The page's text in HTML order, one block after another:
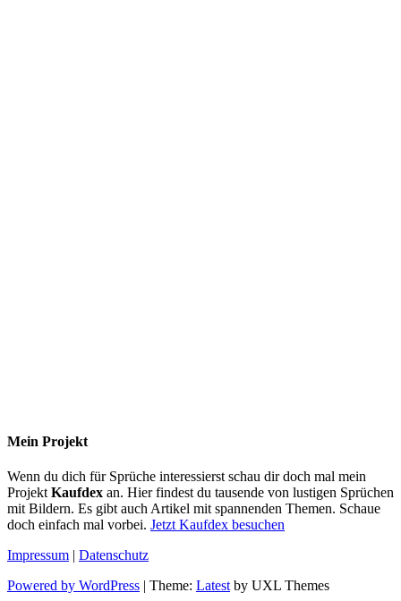
Mein Projekt
Wenn du dich für Sprüche interessierst schau dir doch mal mein
ProjektKaufdex an. Hier findest du tausende von lustigen Sprüchen
mit Bildern. Es gibt auch Artikel mit spannenden Themen. Schaue
doch einfach mal vorbei. Jetzt Kaufdex besuchen
Impressum
Datenschutz
Powered by WordPress
Theme: Latestby UXL Themes